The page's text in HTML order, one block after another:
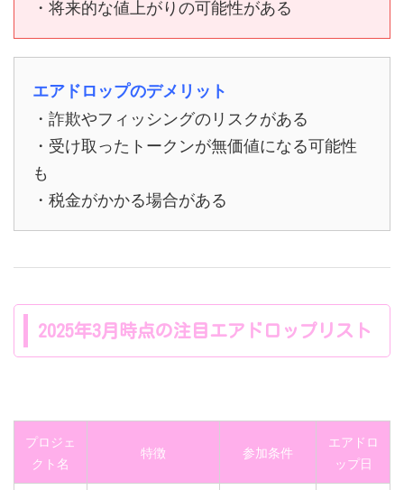
・将来的な値上がりの可能性がある
エアドロップのデメリット
・詐欺やフィッシングのリスクがある
・受け取ったトークンが無価値になる可能性
も
・税金がかかる場合がある
2025年3月時点の注目エアドロップリスト
プロジェ
クト名
特徴 参加条件
エアドロ
ップ日